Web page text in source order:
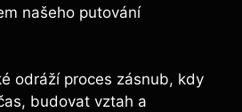
našeho putování
odráží proces zásnub, kdy
budovat vztah a